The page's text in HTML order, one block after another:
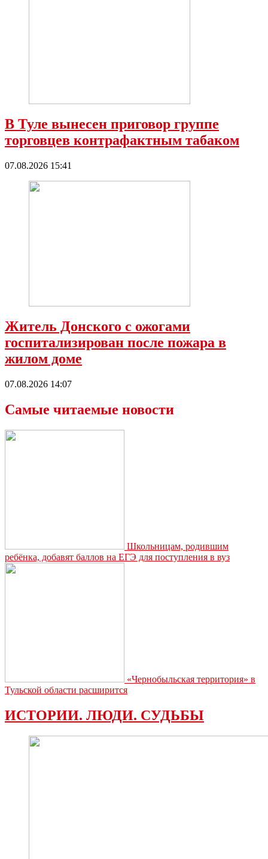
В Туле вынесен приговор группе
торговцев контрафактным табаком
07.08.2026 15:41
Житель Донского с ожогами
госпитализирован после пожара в
жилом доме
07.08.2026 14:07
Самые читаемые новости
Школьницам, родившим
ребёнка, добавят баллов на ЕГЭ для поступления в вуз
«Чернобыльская территория» в
Тульской области расширится
ИСТОРИИ. ЛЮДИ. СУДЬБЫ